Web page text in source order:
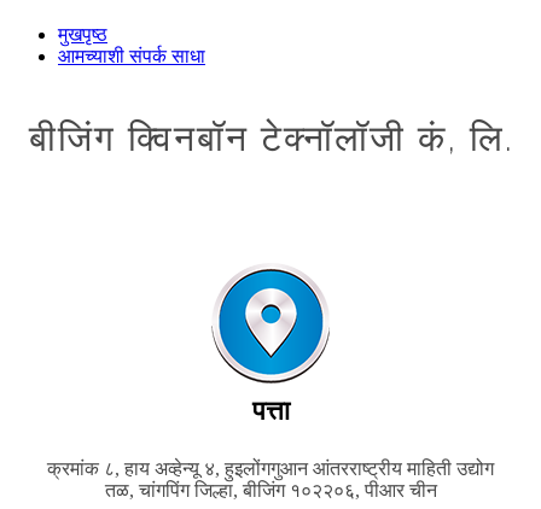
मुखपृष्ठ
आमच्याशी संपर्क साधा
बीजिंग क्विनबॉन टेक्नॉलॉजी कं, लि.
पत्ता
क्रमांक ८, हाय अव्हेन्यू ४, हुइलोंगगुआन आंतरराष्ट्रीय माहिती उद्योग
तळ, चांगपिंग जिल्हा, बीजिंग १०२२०६, पीआर चीन